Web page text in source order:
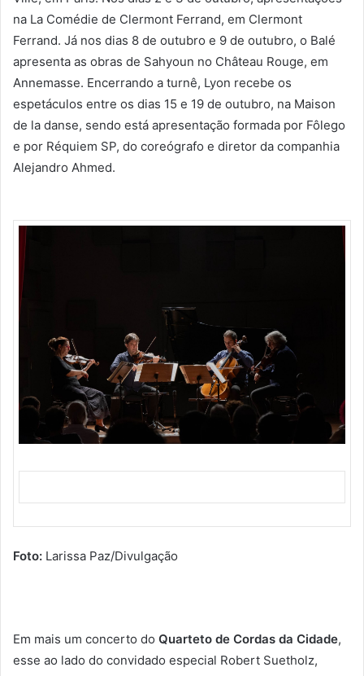
na La Comédie de Clermont Ferrand, em Clermont
Ferrand. Já nos dias 8 de outubro e 9 de outubro, o Balé
apresenta as obras de Sahyoun no Château Rouge, em
Annemasse. Encerrando a turnê, Lyon recebe os
espetáculos entre os dias 15 e 19 de outubro, na Maison
de la danse, sendo está apresentação formada por Fôlego
e por Réquiem SP, do coreógrafo e diretor da companhia
Alejandro Ahmed.
Foto: Larissa Paz/Divulgação
Em mais um concerto do Quarteto de Cordas da Cidade,
esse ao lado do convidado especial Robert Suetholz,